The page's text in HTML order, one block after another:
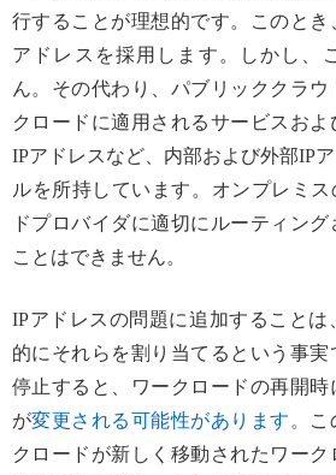
行することが理想的です。このと
アドレスを採用します。しかし、
ん。その代わり、パブリッククラ
クロードに適用されるサービスお
IPアドレスなど、内部および外部IP
ルを所持しています。オンプレミ
ドプロバイダに適切にルーティン
ことはできません。
IPアドレスの問題に追加することは
的にそれらを割り当てるという事
停止すると、ワークロードの再開時
が変更される可能性があります。
こ
クロードが新しく移動されたワー